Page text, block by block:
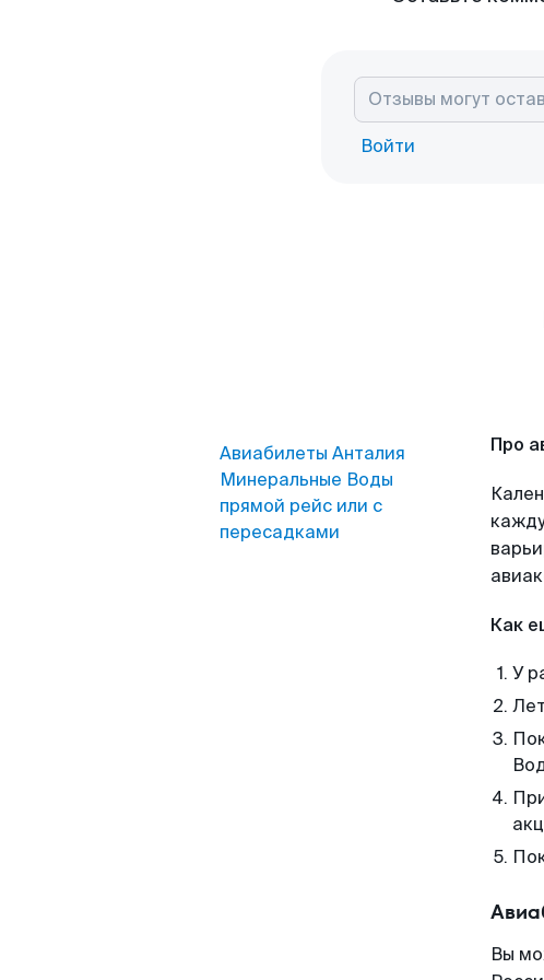
Войти
Авиабилеты Анталия
Минеральные Воды
прямой рейс или с
пересадками
Про
Как
У
Вы